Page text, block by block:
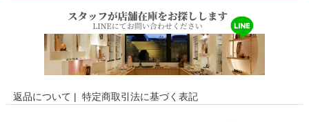
返品について | 特定商取引法に基づく表記